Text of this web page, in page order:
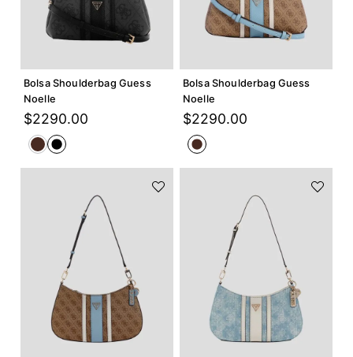
Bolsa Shoulderbag Guess
Noelle
$2290.00
Bolsa Shoulderbag Guess
Noelle
$2290.00